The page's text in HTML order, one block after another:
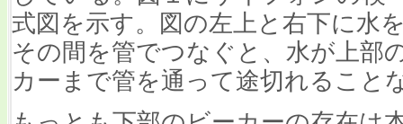
式図を示す。図の左上と右下に水
その間を管でつなぐと、水が上部
カーまで管を通って途切れること